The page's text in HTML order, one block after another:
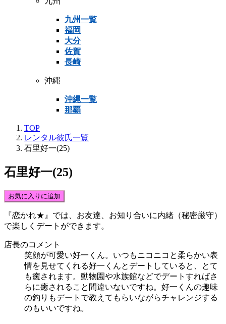
九州一覧
福岡
大分
佐賀
長崎
沖縄
沖縄一覧
那覇
TOP
レンタル彼氏一覧
石里好一(25)
石里好一(25)
お気に入りに追加
『恋かれ★』では、 お友達、お知り合いに内緒（秘密厳守）
で楽しくデート ができます。
店長のコメント
笑顔が可愛い好一くん。いつもニコニコと柔らかい表
情を見せてくれる好一くんとデートしていると、とて
も癒されます。動物園や水族館などでデートすればさ
らに癒されること間違いないですね。好一くんの趣味
の釣りもデートで教えてもらいながらチャレンジする
のもいいですね。